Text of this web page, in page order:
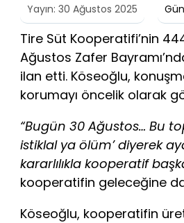
Yayın: 30 Ağustos 2025
Tire Süt Kooperatifi’nin
Ağustos Zafer
ilan etti. Köseoğlu,
korumayı öncelik olarak
“Bugün 30 Ağustos… Bu
istiklal ya ölüm’ diyerek
kararlılıkla kooperatif
kooperatifin geleceğine
Köseoğlu, kooperatifin